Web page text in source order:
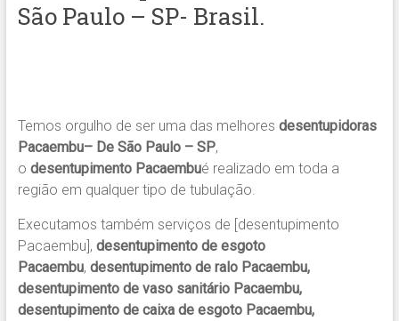
São Paulo – SP- Brasil.
Temos orgulho de ser uma das melhores desentupidoras
Pacaembu– De São Paulo – SP,
o desentupimento Pacaembué realizado em toda a
região em qualquer tipo de tubulação.
Executamos também serviços de [desentupimento
Pacaembu], desentupimento de esgoto
Pacaembu, desentupimento de ralo Pacaembu,
desentupimento de vaso sanitário Pacaembu,
desentupimento de caixa de esgoto Pacaembu,